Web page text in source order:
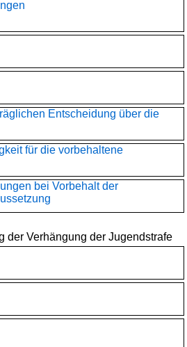
Entscheidung über die
für die vorbehaltene
bei Vorbehalt der
der Verhängung der Jugendstrafe